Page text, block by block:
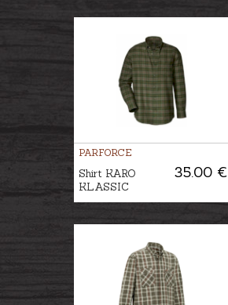
PARFORCE
35.00 €
Shirt KARO
KLASSIC